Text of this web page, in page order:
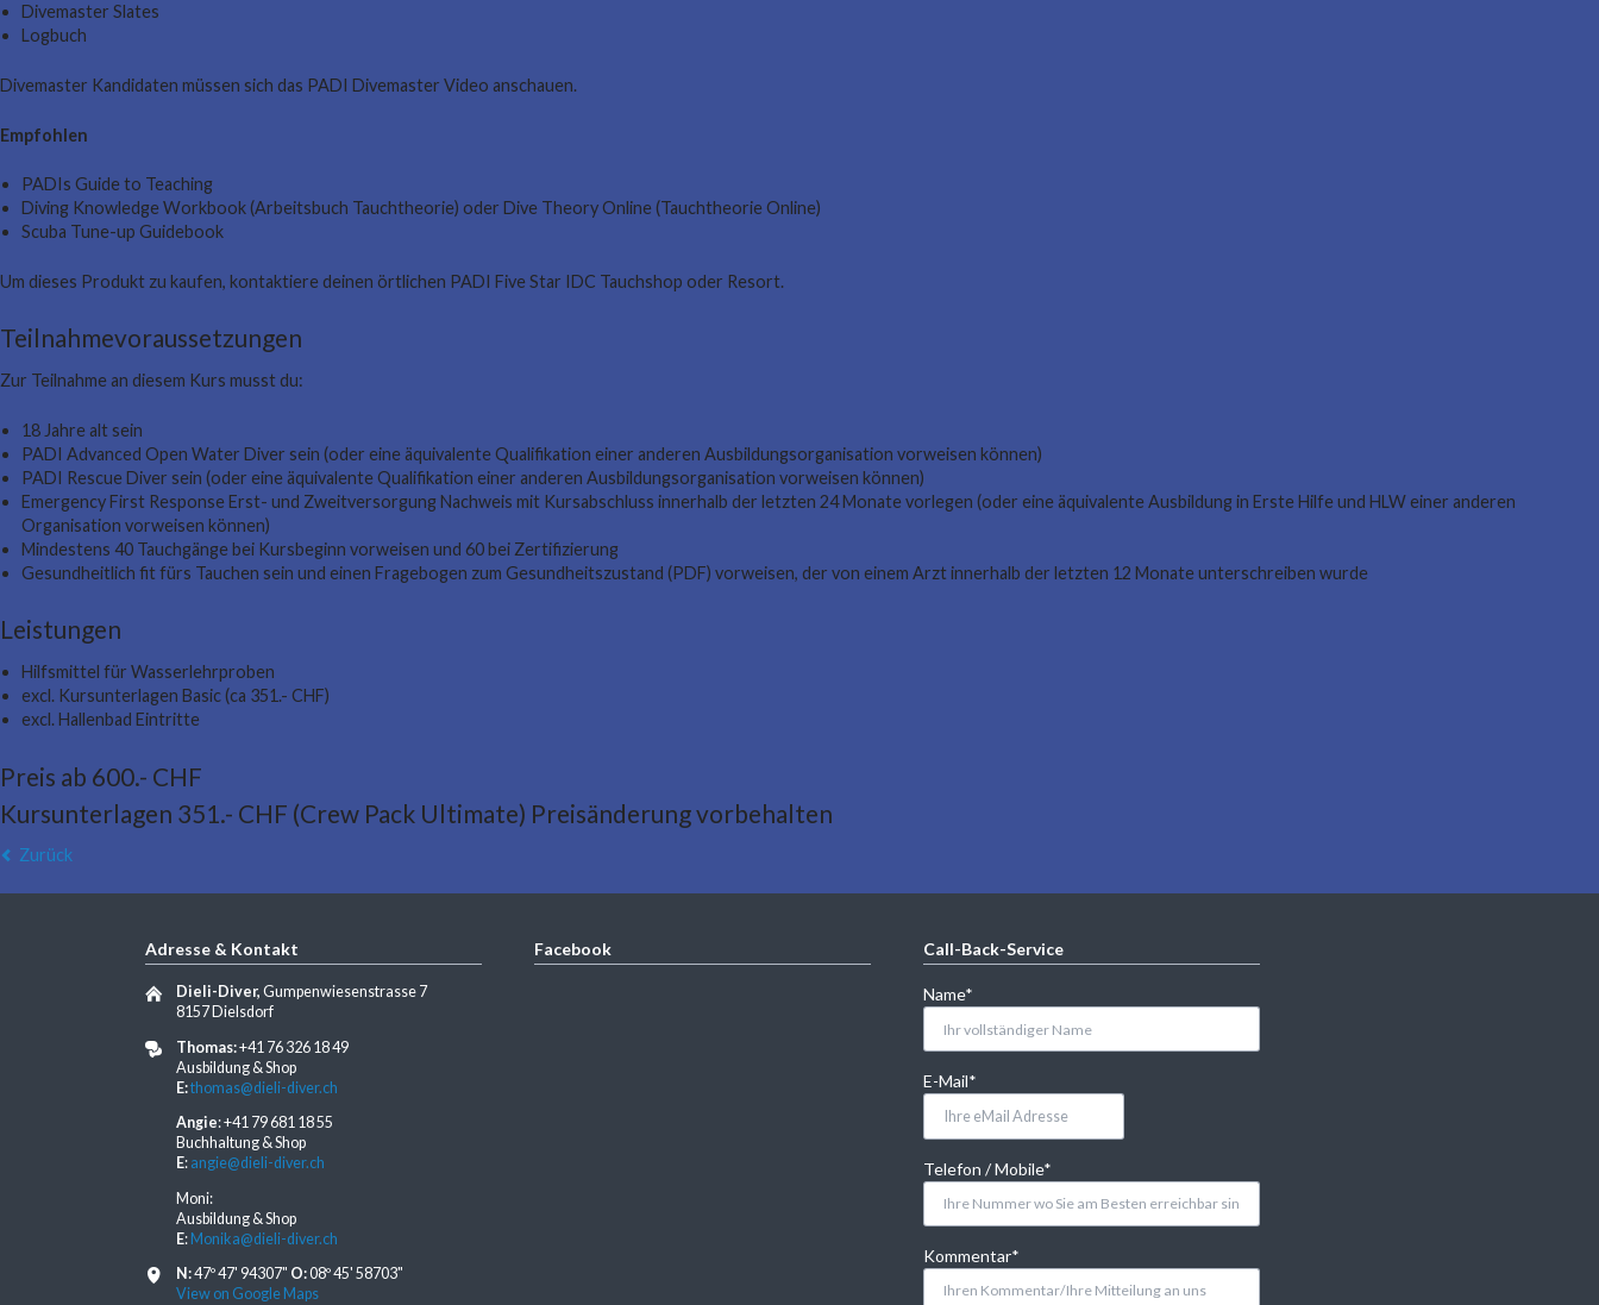
Divemaster Slates
Logbuch
Divemaster Kandidaten müssen sich das PADI Divemaster Video anschauen.
Empfohlen
PADIs Guide to Teaching
Diving Knowledge Workbook (Arbeitsbuch Tauchtheorie) oder Dive Theory Online (Tauchtheorie Online)
Scuba Tune-up Guidebook
Um dieses Produkt zu kaufen, kontaktiere deinen örtlichen PADI Five Star IDC Tauchshop oder Resort.
Teilnahmevoraussetzungen
Zur Teilnahme an diesem Kurs musst du:
18 Jahre alt sein
PADI Advanced Open Water Diver sein (oder eine äquivalente Qualifikation einer anderen Ausbildungsorganisation vorweisen können)
PADI Rescue Diver sein (oder eine äquivalente Qualifikation einer anderen Ausbildungsorganisation vorweisen können)
Emergency First Response Erst- und Zweitversorgung Nachweis mit Kursabschluss innerhalb der letzten 24 Monate vorlegen (oder eine äquivalente Ausbildung in Erste Hilfe und HLW einer anderen
Organisation vorweisen können)
Mindestens 40 Tauchgänge bei Kursbeginn vorweisen und 60 bei Zertifizierung
Gesundheitlich fit fürs Tauchen sein und einen Fragebogen zum Gesundheitszustand (PDF) vorweisen, der von einem Arzt innerhalb der letzten 12 Monate unterschreiben wurde
Leistungen
Hilfsmittel für Wasserlehrproben
excl. Kursunterlagen Basic (ca 351.- CHF)
excl. Hallenbad Eintritte
Preis ab 600.- CHF
Kursunterlagen 351.- CHF (Crew Pack Ultimate) Preisänderung vorbehalten
Zurück
Adresse & Kontakt
Dieli-Diver,Gumpenwiesenstrasse 7
8157 Dielsdorf
Thomas:+41 76 326 18 49
Ausbildung & Shop
E:thomas@dieli-diver.ch
Angie: +41 79 681 18 55
Buchhaltung & Shop
E: angie@dieli-diver.ch
Moni:
Ausbildung & Shop
E: Monika@dieli-diver.ch
N:47º 47' 94307" O:08º 45' 58703"
View on Google Maps
Facebook Call-Back-Service
Pflichtfeld
Name*
Pflichtfeld
E-Mail*
Pflichtfeld
Telefon / Mobile*
Pflichtfeld
Kommentar*